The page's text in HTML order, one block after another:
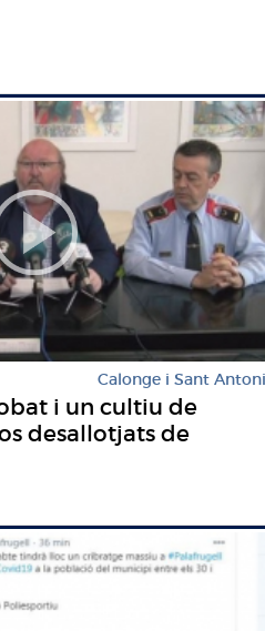
Calonge i Sant Antoni
i un cultiu de
desallotjats de